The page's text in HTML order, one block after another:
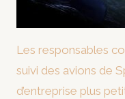
Les responsables
suivi des avions de
d’entreprise plus